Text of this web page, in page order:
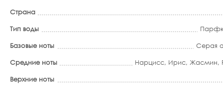
Страна
Тип воды
Базовые ноты
Серая
Средние ноты
Нарцисс, Ирис, Жасмин,
Верхние ноты